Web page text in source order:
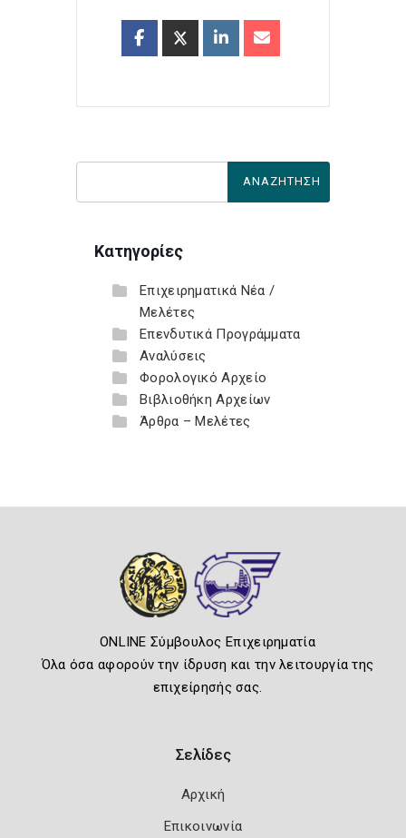
Κατηγορίες
Επιχειρηματικά Νέα /
Μελέτες
Επενδυτικά Προγράμματα
Αναλύσεις
Φορολογικό Αρχείο
Βιβλιοθήκη Αρχείων
Άρθρα – Μελέτες
ONLINE Σύμβουλος Επιχειρηματία
Όλα όσα αφορούν την ίδρυση και την λειτουργία της
επιχείρησής σας.
Σελίδες
Αρχική
Επικοινωνία